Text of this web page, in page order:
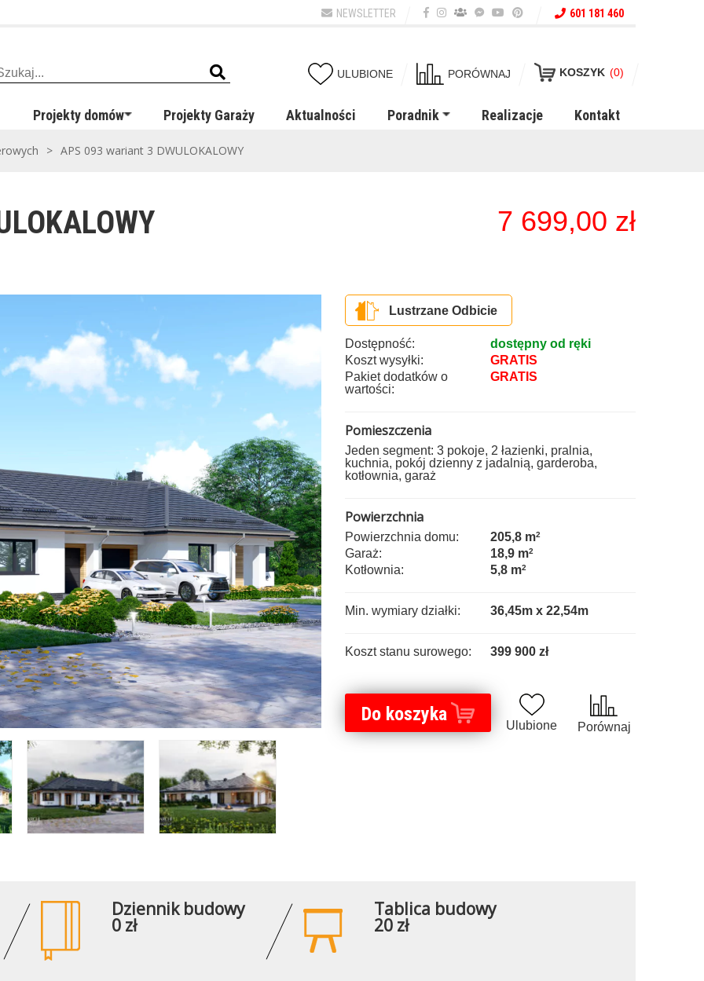
NEWSLETTER 601 181 460
ULUBIONE PORÓWNAJ KOSZYK (0)
Projekty domów Projekty Garaży Aktualności Poradnik Realizacje Kontakt
> APS 093 wariant 3 DWULOKALOWY
7 699,00 zł
Lustrzane Odbicie
Dostępność:
dostępny od ręki
Koszt wysyłki:
GRATIS
Pakiet dodatków o
wartości:
GRATIS
Pomieszczenia
Jeden segment: 3 pokoje, 2 łazienki, pralnia,
kuchnia, pokój dzienny z jadalnią, garderoba,
kotłownia, garaż
Powierzchnia
Powierzchnia domu: 205,8 m2
Garaż: 18,9 m2
Kotłownia: 5,8 m2
Min. wymiary działki: 36,45m x 22,54m
Koszt stanu surowego: 399 900 zł
Do koszyka
Ulubione Porównaj
Dziennik budowy
0 zł
Tablica budowy
20 zł